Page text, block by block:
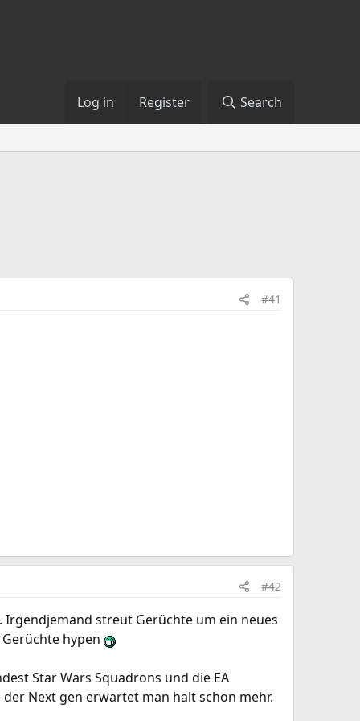
Log in Register Search
#41
#42
streut Gerüchte um ein neues
hypen
Star Wars Squadrons und die EA
Next gen erwartet man halt schon mehr.